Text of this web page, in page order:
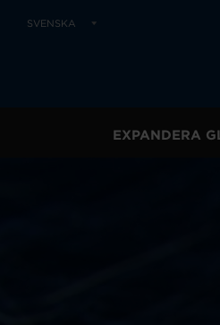
SVENSKA
EXPANDERA